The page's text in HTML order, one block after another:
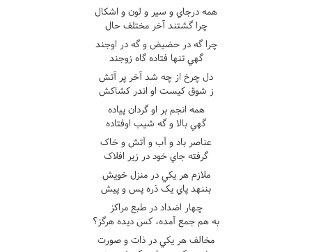
همه درجاي و سير و لون و اشکال
چرا گشتند آخر مختلف حال
چرا گه در حضيض و گه در اوجند
گهي تنها فتاده گاه زوجند
دل چرخ از چه شد آخر پر آتش
ز شوق کيست او اندر کشاکش
همه انجم بر او گردان پياده
گهي بالا و گه شيب اوفتاده
عناصر باد و آب و آتش و خاک
گرفته جاي خود در زير افلاک
ملازم هر يکي در منزل خويش
بننهد پاي يک ذره پس و پيش
چهار اضداد در طبع مراکز
به هم جمع آمده، کس ديده هرگز؟
مخالف هر يکي در ذات و صورت